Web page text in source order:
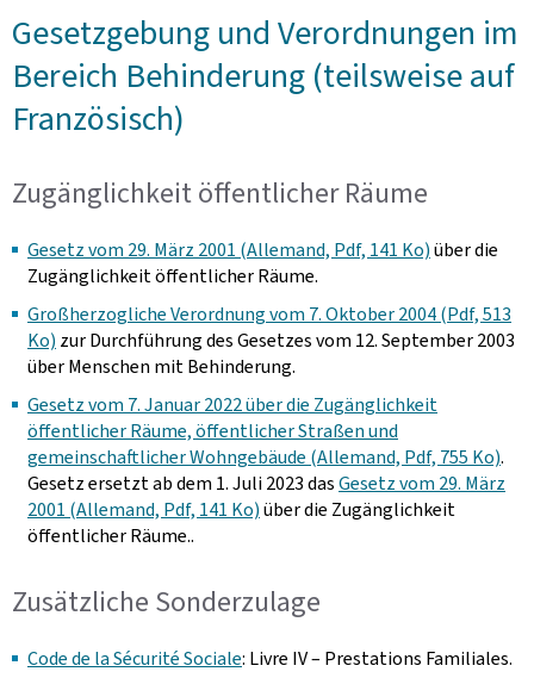
Gesetzgebung und Verordnungen im
Bereich Behinderung (teilsweise auf
Französisch)
Zugänglichkeit öffentlicher Räume
Gesetz vom 29. März 2001 (Allemand, Pdf, 141 Ko)über die
Zugänglichkeit öffentlicher Räume.
Großherzogliche Verordnung vom 7. Oktober 2004 (Pdf, 513
Ko) zur Durchführung des Gesetzes vom 12. September 2003
über Menschen mit Behinderung.
Gesetz vom 7. Januar 2022 über die Zugänglichkeit
öffentlicher Räume, öffentlicher Straßen und
gemeinschaftlicher Wohngebäude (Allemand, Pdf, 755 Ko).
Gesetz ersetzt ab dem 1. Juli 2023 dasGesetz vom 29. März
2001 (Allemand, Pdf, 141 Ko)über die Zugänglichkeit
öffentlicher Räume..
Zusätzliche Sonderzulage
Code de la Sécurité Sociale: Livre IV – Prestations Familiales.